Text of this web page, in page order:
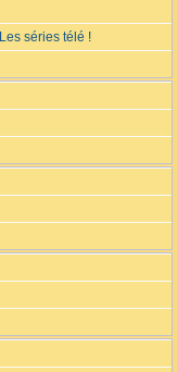
séries télé !